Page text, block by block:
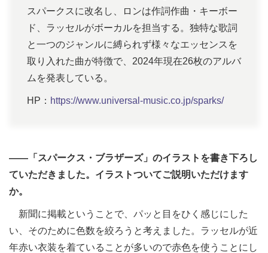
スパークスに改名し、ロンは作詞作曲・キーボー
ド、ラッセルがボーカルを担当する。独特な歌詞
と一つのジャンルに縛られず様々なエッセンスを
取り入れた曲が特徴で、2024年現在26枚のアルバ
ムを発表している。
HP： https://www.universal-music.co.jp/sparks/
――「スパークス・ブラザーズ」のイラストを書き下ろし
ていただきました。イラストついてご説明いただけます
か。
新聞に掲載ということで、パッと目をひく感じにした
い、そのために色数を絞ろうと考えました。ラッセルが近
年赤い衣装を着ていることが多いので赤色を使うことにし